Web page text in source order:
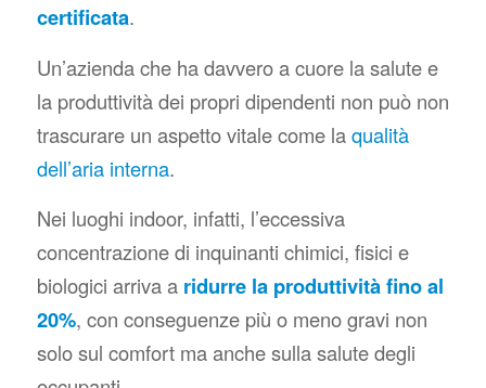
certificata.
Un’azienda che ha davvero a cuore la salute e
la produttività dei propri dipendenti non può non
trascurare un aspetto vitale come laqualità
dell’aria interna.
Nei luoghi indoor, infatti, l’eccessiva
concentrazione di inquinanti chimici, fisici e
biologici arriva a ridurre la produttività fino al
20%, con conseguenze più o meno gravi non
solo sul comfort ma anche sulla salute degli